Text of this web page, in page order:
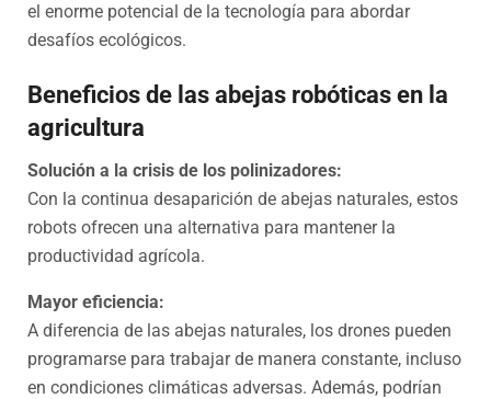
el enorme potencial de la tecnología para abordar
desafíos ecológicos.
Beneficios de las abejas robóticas en la
agricultura
Solución a la crisis de los polinizadores:
Con la continua desaparición de abejas naturales, estos
robots ofrecen una alternativa para mantener la
productividad agrícola.
Mayor eficiencia:
A diferencia de las abejas naturales, los drones pueden
programarse para trabajar de manera constante, incluso
en condiciones climáticas adversas. Además, podrían